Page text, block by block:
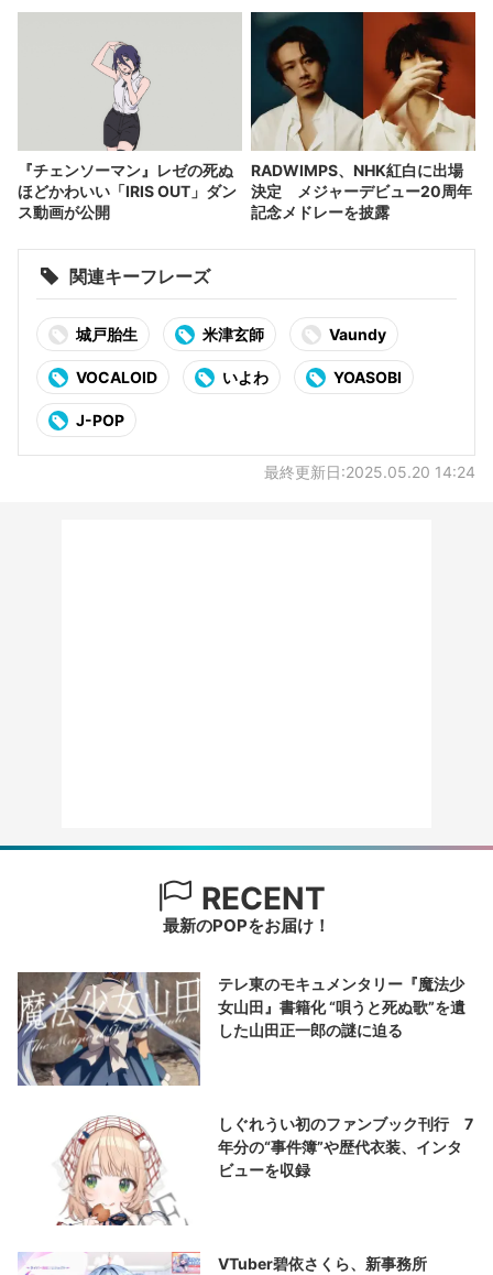
『チェンソーマン』レゼの死ぬ
ほどかわいい「IRIS OUT」ダン
ス動画が公開
RADWIMPS、NHK紅白に出場
決定 メジャーデビュー20周年
記念メドレーを披露
関連キーフレーズ
城戸胎生 米津玄師 Vaundy
VOCALOID いよわ YOASOBI
J-POP
最終更新日:2025.05.20 14:24
RECENT
最新のPOPをお届け！
テレ東のモキュメンタリー『魔法少
女山田』書籍化 “唄うと死ぬ歌”を遺
した山田正一郎の謎に迫る
しぐれうい初のファンブック刊行 7
年分の“事件簿”や歴代衣装、インタ
ビューを収録
VTuber碧依さくら、新事務所